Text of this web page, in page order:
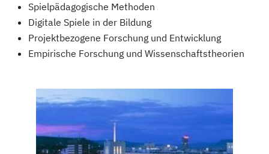
Spielpädagogische Methoden
Digitale Spiele in der Bildung
Projektbezogene Forschung und Entwicklung
Empirische Forschung und Wissenschaftstheorien